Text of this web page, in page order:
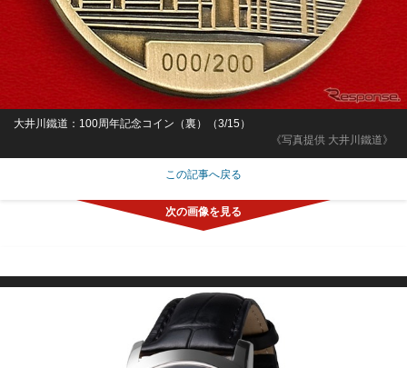
《写真提供 大井川鐵道》
大井川鐵道：100周年記念コイン（裏）（3/15）
この記事へ戻る